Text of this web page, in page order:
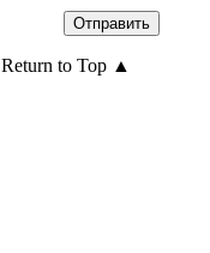
Return to Top ▲